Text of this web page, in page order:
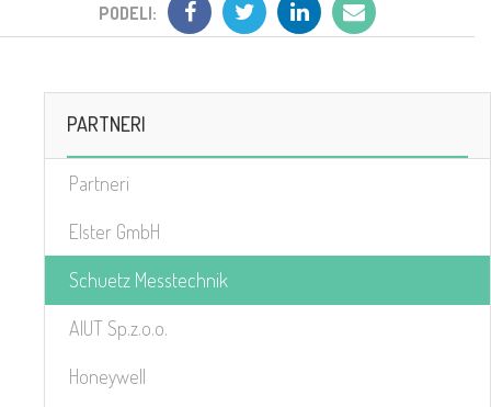
PODELI:
PARTNERI
Partneri
Elster GmbH
Schuetz Messtechnik
AIUT Sp.z.o.o.
Honeywell